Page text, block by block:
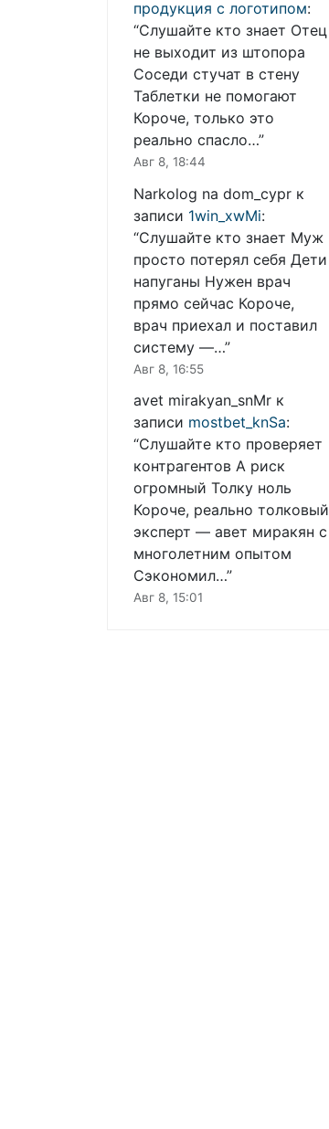
продукция с логотипом:
“Слушайте кто знает Отец
не выходит из штопора
Соседи стучат в стену
Таблетки не помогают
Короче, только это
реально спасло…”
Авг 8, 18:44
Narkolog na dom_cypr к
записи 1win_xwMi:
“Слушайте кто знает Муж
просто потерял себя Дети
напуганы Нужен врач
прямо сейчас Короче,
врач приехал и поставил
систему —…”
Авг 8, 16:55
avet mirakyan_snMr к
записи mostbet_knSa:
“Слушайте кто проверяет
контрагентов А риск
огромный Толку ноль
Короче, реально толковый
эксперт — авет миракян с
многолетним опытом
Сэкономил…”
Авг 8, 15:01